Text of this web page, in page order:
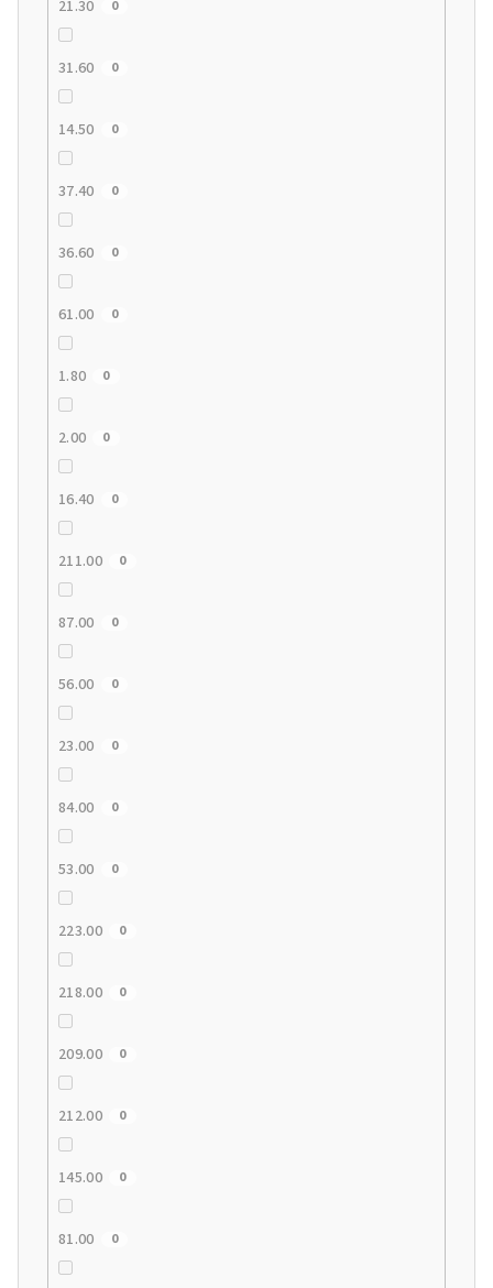
21.30 0
31.60 0
14.50 0
37.40 0
36.60 0
61.00 0
1.80 0
2.00 0
16.40 0
211.00 0
87.00 0
56.00 0
23.00 0
84.00 0
53.00 0
223.00 0
218.00 0
209.00 0
212.00 0
145.00 0
81.00 0